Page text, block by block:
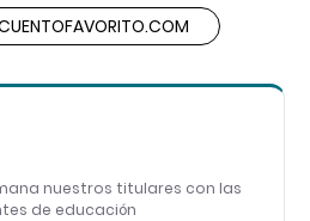
nuestros titulares con las
de educación